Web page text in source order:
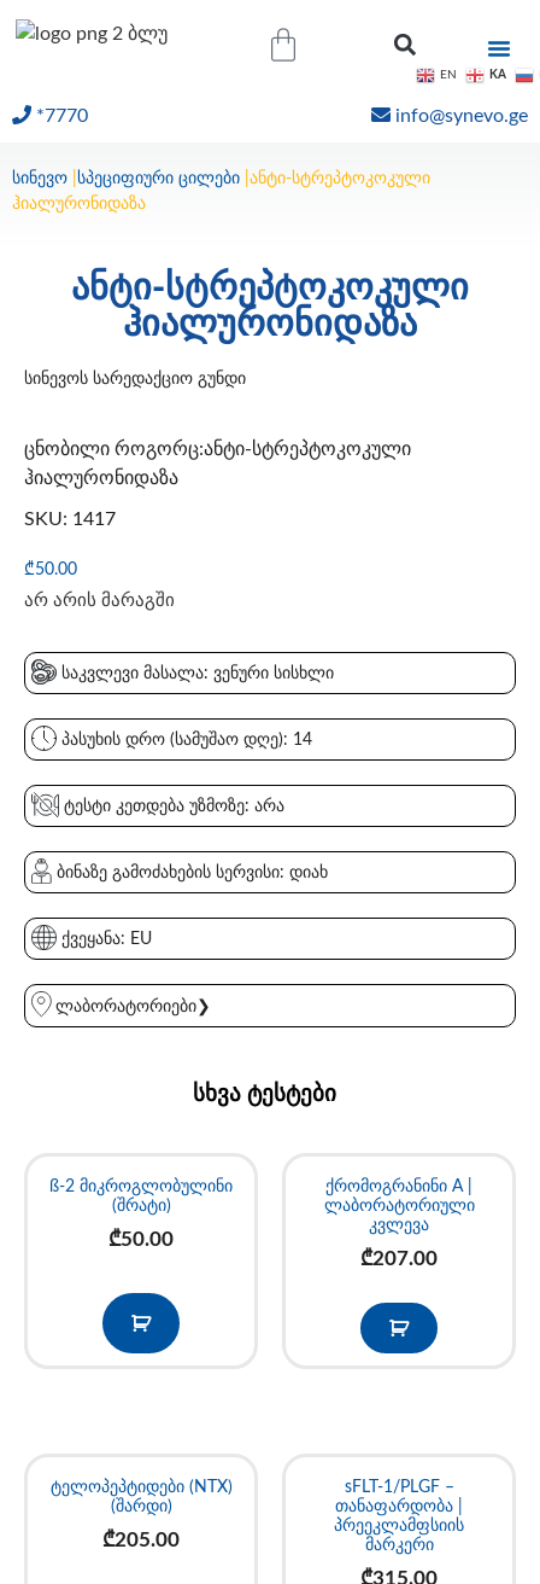
*7770 info@synevo.ge
სინევო სპეციფიური ცილები ანტი-სტრეპტოკოკული
ჰიალურონიდაზა
ანტი-სტრეპტოკოკული
ჰიალურონიდაზა
სინევოს სარედაქციო გუნდი
ცნობილი როგორც:ანტი-სტრეპტოკოკული
ჰიალურონიდაზა
SKU: 1417
₾50.00
არ არის მარაგში
საკვლევი მასალა: ვენური სისხლი
პასუხის დრო (სამუშაო დღე): 14
ტესტი კეთდება უზმოზე: არა
ბინაზე გამოძახების სერვისი: დიახ
ქვეყანა: EU
ლაბორატორიები❯
სხვა ტესტები
ß-2 მიკროგლობულინი
(შრატი)
₾50.00
ქრომოგრანინი A |
ლაბორატორიული
კვლევა
₾207.00
ტელოპეპტიდები (NTX)
(შარდი)
₾205.00
sFLT-1/PLGF –
თანაფარდობა |
პრეეკლამფსიის
მარკერი
₾315.00
EN KA